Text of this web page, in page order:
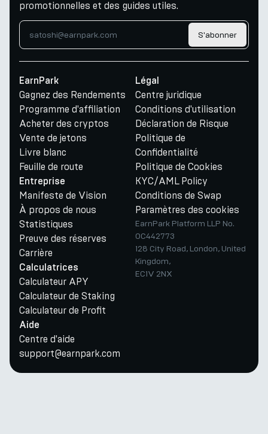
promotionnelles et des guides utiles.
S'abonner
EarnPark
Gagnez des Rendements
Programme d'affiliation
Acheter des cryptos
Vente de jetons
Livre blanc
Feuille de route
Entreprise
Manifeste de Vision
À propos de nous
Statistiques
Preuve des réserves
Carrière
Calculatrices
Calculateur APY
Calculateur de Staking
Calculateur de Profit
Aide
Centre d'aide
support@earnpark.com
Légal
Centre juridique
Conditions d'utilisation
Déclaration de Risque
Politique de
Confidentialité
Politique de Cookies
KYC/AML Policy
Conditions de Swap
Paramètres des cookies
EarnPark Platform LLP No.
OC442773
128 City Road, London, United
Kingdom,
EC1V 2NX